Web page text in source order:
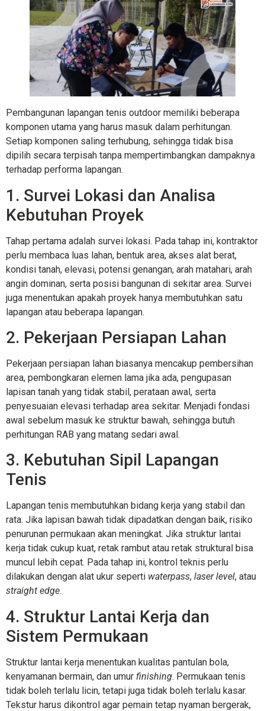
Pembangunan lapangan tenis outdoor memiliki beberapa
komponen utama yang harus masuk dalam perhitungan.
Setiap komponen saling terhubung, sehingga tidak bisa
dipilih secara terpisah tanpa mempertimbangkan dampaknya
terhadap performa lapangan.
1. Survei Lokasi dan Analisa
Kebutuhan Proyek
Tahap pertama adalah survei lokasi. Pada tahap ini, kontraktor
perlu membaca luas lahan, bentuk area, akses alat berat,
kondisi tanah, elevasi, potensi genangan, arah matahari, arah
angin dominan, serta posisi bangunan di sekitar area. Survei
juga menentukan apakah proyek hanya membutuhkan satu
lapangan atau beberapa lapangan.
2. Pekerjaan Persiapan Lahan
Pekerjaan persiapan lahan biasanya mencakup pembersihan
area, pembongkaran elemen lama jika ada, pengupasan
lapisan tanah yang tidak stabil, perataan awal, serta
penyesuaian elevasi terhadap area sekitar. Menjadi fondasi
awal sebelum masuk ke struktur bawah, sehingga butuh
perhitungan RAB yang matang sedari awal.
3. Kebutuhan Sipil Lapangan
Tenis
Lapangan tenis membutuhkan bidang kerja yang stabil dan
rata. Jika lapisan bawah tidak dipadatkan dengan baik, risiko
penurunan permukaan akan meningkat. Jika struktur lantai
kerja tidak cukup kuat, retak rambut atau retak struktural bisa
muncul lebih cepat. Pada tahap ini, kontrol teknis perlu
dilakukan dengan alat ukur seperti waterpass, laser level, atau
straight edge.
4. Struktur Lantai Kerja dan
Sistem Permukaan
Struktur lantai kerja menentukan kualitas pantulan bola,
kenyamanan bermain, dan umur finishing. Permukaan tenis
tidak boleh terlalu licin, tetapi juga tidak boleh terlalu kasar.
Tekstur harus dikontrol agar pemain tetap nyaman bergerak,